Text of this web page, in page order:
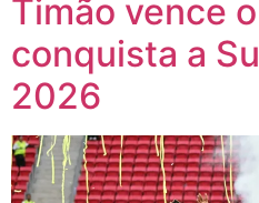
Timão vence
conquista a
2026